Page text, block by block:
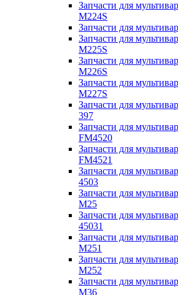
Запчасти для
M224S
Запчасти для
Запчасти для
M225S
Запчасти для
M226S
Запчасти для
M227S
Запчасти для
397
Запчасти для
FM4520
Запчасти для
FM4521
Запчасти для
4503
Запчасти для
M25
Запчасти для
45031
Запчасти для
M251
Запчасти для
M252
Запчасти для
M36